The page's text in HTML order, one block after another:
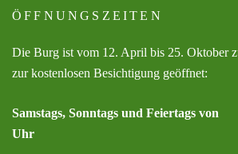
ÖFFNUNGSZEITEN
Die Burg ist vom 12. April bis 25. Oktober
zur kostenlosen Besichtigung geöffnet:
Samstags, Sonntags und Feiertags
Uhr